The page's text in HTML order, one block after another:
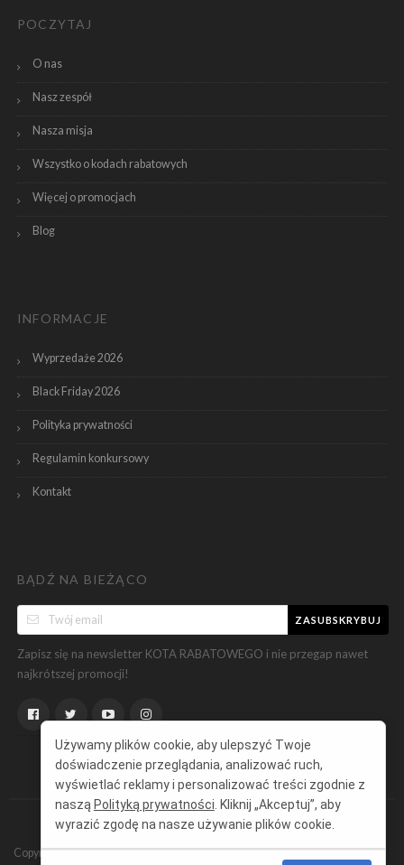
POCZYTAJ
O nas
Nasz zespół
Nasza misja
Wszystko o kodach rabatowych
Więcej o promocjach
Blog
INFORMACJE
Wyprzedaże 2026
Black Friday 2026
Polityka prywatności
Regulamin konkursowy
Kontakt
BĄDŹ NA BIEŻĄCO
ZASUBSKRYBUJ
Zapisz się na newsletter KOTA RABATOWEGO i nie przegap nawet
najkrótszej promocji!
Copyright ©KotRabatowy.plWszelkie prawa zastrzeżone.
Używamy plików cookie, aby ulepszyć Twoje
doświadczenie przeglądania, analizować ruch,
wyświetlać reklamy i personalizować treści zgodnie z
naszą Polityką prywatności . Kliknij „Akceptuj”, aby
wyrazić zgodę na nasze używanie plików cookie.